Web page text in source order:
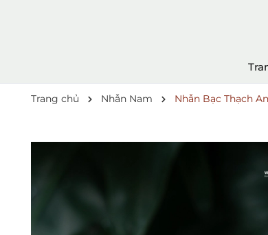
Trang chủ Nhẫn Nam Nhẫn Bạc Thạch